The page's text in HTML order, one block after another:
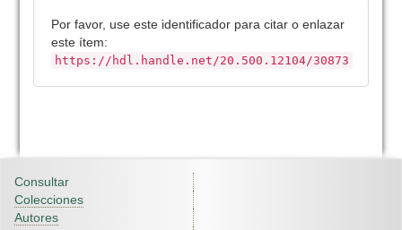
Por favor, use este identificador para citar o enlazar
este ítem:
https://hdl.handle.net/20.500.12104/30873
Consultar
Colecciones
Autores